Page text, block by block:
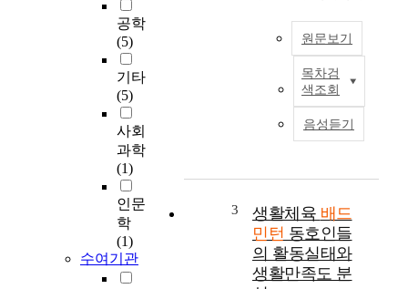
공학
(5)
기타
(5)
사회
과학
(1)
인문
학
(1)
수여기관
원문보기
목차검
색조회
음성듣기
3 생활체육 배드
민턴 동호인들
의 활동실태와
생활만족도 분